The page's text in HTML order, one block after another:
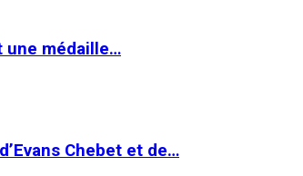
une médaille…
Chebet et de…